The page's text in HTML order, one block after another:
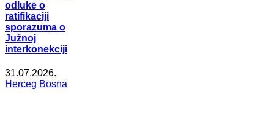
odluke o
ratifikaciji
sporazuma o
Južnoj
interkonekciji
31.07.2026.
Herceg Bosna